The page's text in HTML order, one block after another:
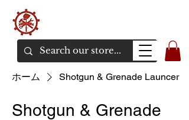
ホーム Shotgun & Grenade Launcer
Shotgun & Grenade